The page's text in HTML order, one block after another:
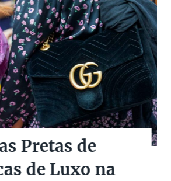
Pretas de
de Luxo na